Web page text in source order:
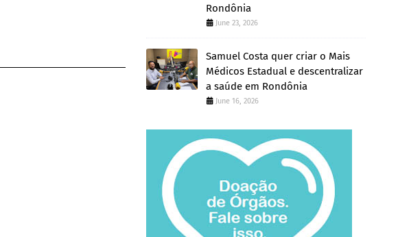
Rondônia
June 23, 2026
Samuel Costa quer criar o Mais
Médicos Estadual e descentralizar
a saúde em Rondônia
June 16, 2026